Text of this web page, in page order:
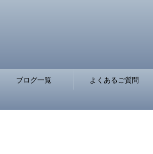
ブログ一覧 よくあるご質問